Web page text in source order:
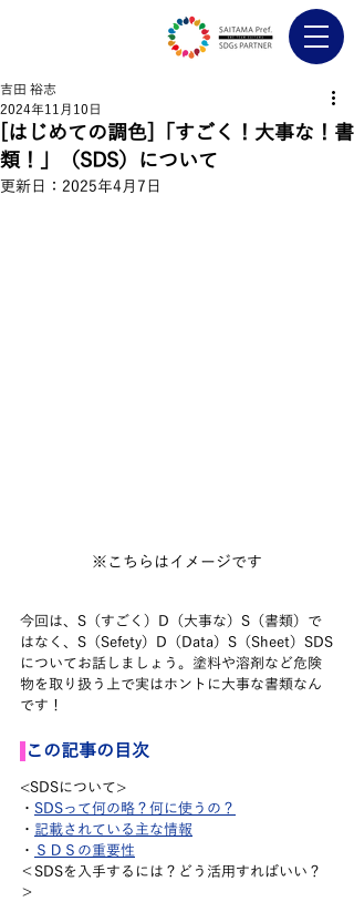
[はじめての調色]「すごく！大事な！書
類！」（SDS）について
吉田 裕志
2024年11月10日
更新日： 2025年4月7日
※こちらはイメージです
今回は、S（すごく）D（大事な）S（書類）で
はなく、S（Sefety）D（Data）S（Sheet）SDS
についてお話しましょう。塗料や溶剤など危険
物を取り扱う上で実はホントに大事な書類なん
です！
この記事の目次
<SDSについて>
・ SDSって何の略？何に使うの？
・ 記載されている主な情報
・ ＳＤＳの重要性
＜SDSを入手するには？どう活用すればいい？
＞